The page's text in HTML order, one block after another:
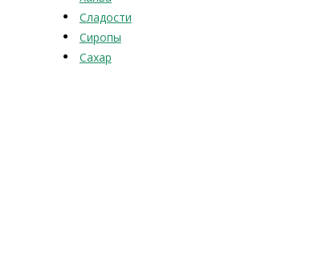
Сладости
Сиропы
Сахар